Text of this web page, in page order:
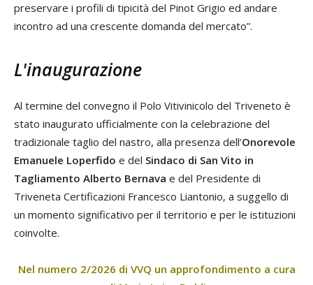
preservare i profili di tipicità del Pinot Grigio ed andare
incontro ad una crescente domanda del mercato”.
L'inaugurazione
Al termine del convegno il Polo Vitivinicolo del Triveneto è
stato inaugurato ufficialmente con la celebrazione del
tradizionale taglio del nastro, alla presenza dell’Onorevole
Emanuele Loperfido e del Sindaco di San Vito in
Tagliamento Alberto Bernava e del Presidente di
Triveneta Certificazioni Francesco Liantonio, a suggello di
un momento significativo per il territorio e per le istituzioni
coinvolte.
Nel numero 2/2026 di VVQ un approfondimento a cura